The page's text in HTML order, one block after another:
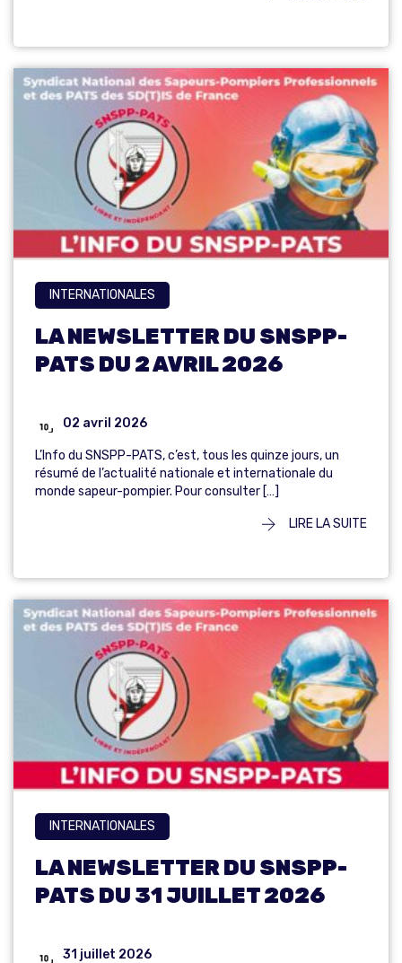
INTERNATIONALES
LA NEWSLETTER DU SNSPP-
PATS DU 2 AVRIL 2026
02 avril 2026
L’Info du SNSPP-PATS, c’est, tous les quinze jours, un
résumé de l’actualité nationale et internationale du
monde sapeur-pompier. Pour consulter […]
LIRE LA SUITE
INTERNATIONALES
LA NEWSLETTER DU SNSPP-
PATS DU 31 JUILLET 2026
31 juillet 2026